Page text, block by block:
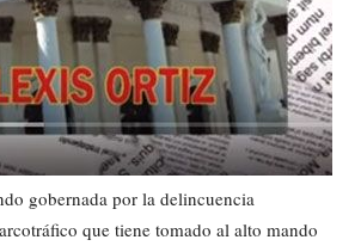
gobernada por la delincuencia
que tiene tomado al alto mando